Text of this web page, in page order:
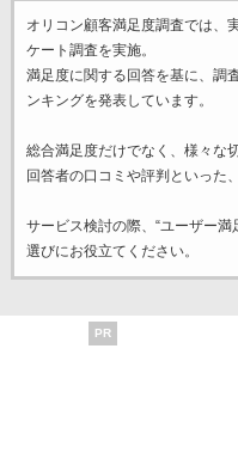
オリコン顧客満足度調査では、
ケート調査を実施。
満足度に関する回答を基に、調
ンキングを発表しています。
総合満足度だけでなく、様々な
回答者の口コミや評判といった
サービス検討の際、“ユーザー満
選びにお役立てください。
PR